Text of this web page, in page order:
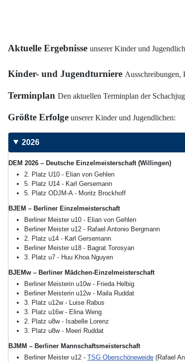
Aktuelle Ergebnisse unserer Kinder und
Kinder- und Jugendturniere Ausschreibungen,
Terminplan Den aktuellen Terminplan der
Größte Erfolge unserer Kinder und Jugendlichen:
2026
DEM 2026 – Deutsche Einzelmeisterschaft (Willingen)
2. Platz U10 - Elian von Gehlen
5. Platz U14 - Karl Gersemann
5. Platz ODJM-A - Moritz Brockhoff
BJEM – Berliner Einzelmeisterschaft
Berliner Meister u10 - Elian von Gehlen
Berliner Meister u12 - Rafael Antonio Bergmann
2. Platz u14 - Karl Gersemann
Berliner Meister u18 - Bagrat Torosyan
3. Platz u7 - Huu Khoa Nguyen
BJEMw – Berliner Mädchen-Einzelmeisterschaft
Berliner Meisterin u10w - Frieda Helbig
Berliner Meisterin u12w - Maila Ruddat
3. Platz u12w - Luise Rabus
3. Platz u16w - Elina Weng
2. Platz u8w - Isabelle Lorenz
3. Platz u8w - Meeri Ruddat
BJMM – Berliner Mannschaftsmeisterschaft
Berliner Meister u12 - TSG Oberschöneweide (Rafael